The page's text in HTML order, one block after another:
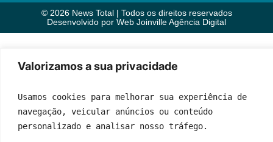
Valorizamos a sua privacidade
Usamos cookies para melhorar sua experiência de
navegação, veicular anúncios ou conteúdo
personalizado e analisar nosso tráfego.
© 2026 News Total | Todos os direitos reservados
Desenvolvido por Web Joinville Agência Digital